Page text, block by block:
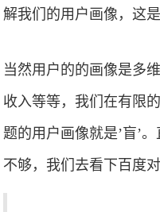
解我们的用户画像，这
当然用户的的画像是多
收入等等，我们在有限
题的用户画像就是’盲’
不够，我们去看下百度对